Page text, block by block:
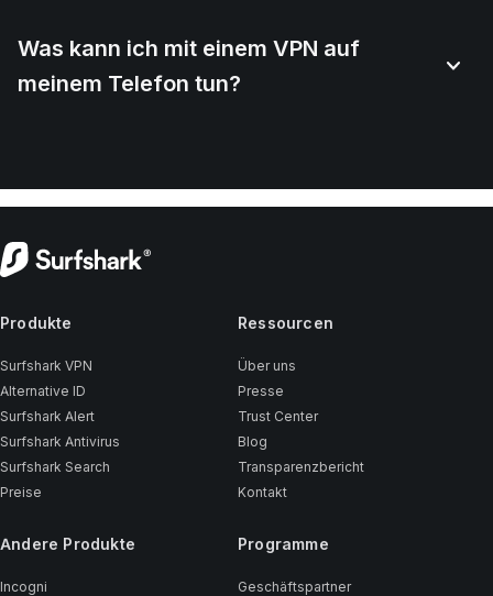
Was kann ich mit einem VPN auf
meinem Telefon tun?
Produkte
Surfshark VPN
Alternative ID
Surfshark Alert
Surfshark Antivirus
Surfshark Search
Preise
Andere Produkte
Incogni
Ressourcen
Über uns
Presse
Trust Center
Blog
Transparenzbericht
Kontakt
Programme
Geschäftspartner